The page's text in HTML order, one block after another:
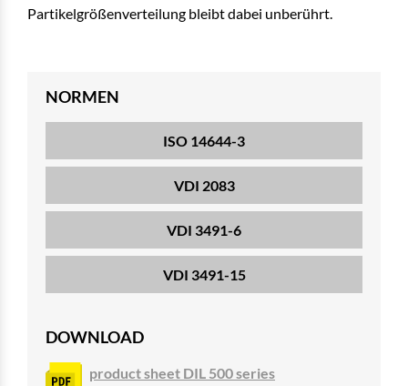
Partikelgrößenverteilung bleibt dabei unberührt.
NORMEN
ISO 14644-3
VDI 2083
VDI 3491-6
VDI 3491-15
DOWNLOAD
product sheet DIL 500 series